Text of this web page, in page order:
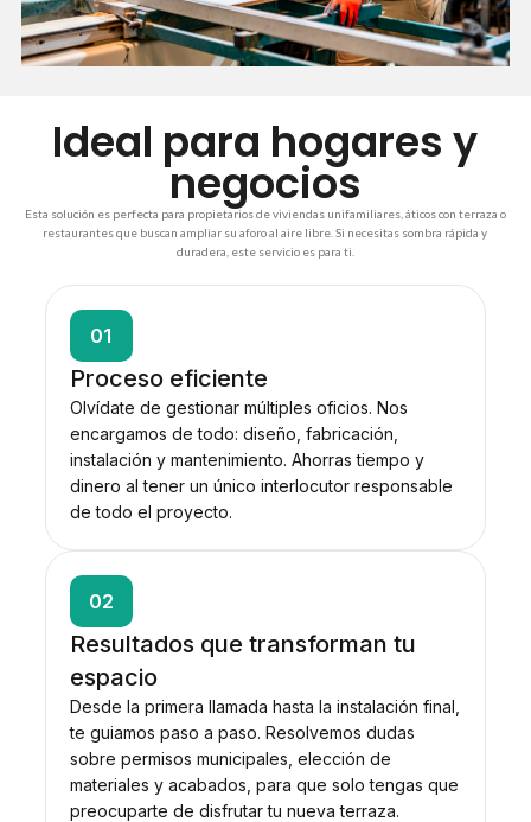
Ideal para hogares y
negocios
Esta solución es perfecta para propietarios de viviendas unifamiliares, áticos con terraza o
restaurantes que buscan ampliar su aforo al aire libre. Si necesitas sombra rápida y
duradera, este servicio es para ti.
01
Proceso eficiente
Olvídate de gestionar múltiples oficios. Nos
encargamos de todo: diseño, fabricación,
instalación y mantenimiento. Ahorras tiempo y
dinero al tener un único interlocutor responsable
de todo el proyecto.
02
Resultados que transforman tu
espacio
Desde la primera llamada hasta la instalación final,
te guiamos paso a paso. Resolvemos dudas
sobre permisos municipales, elección de
materiales y acabados, para que solo tengas que
preocuparte de disfrutar tu nueva terraza.